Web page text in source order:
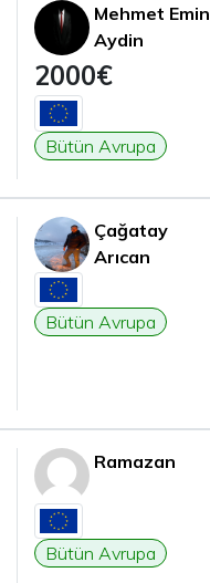
Mehmet Emin
Aydin
2000€
Bütün Avrupa
Çağatay
Arıcan
Bütün Avrupa
Ramazan
Bütün Avrupa